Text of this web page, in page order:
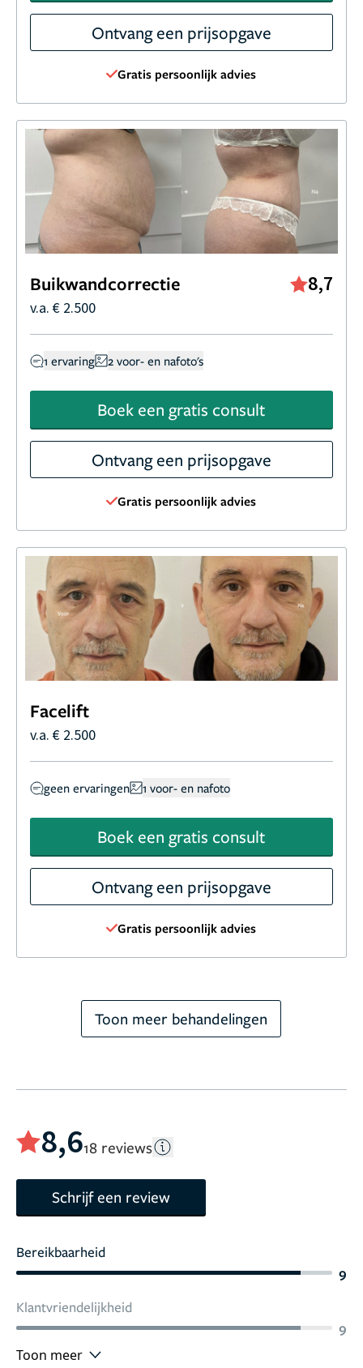
Ontvang een prijsopgave
Gratis persoonlijk advies
Buikwandcorrectie 8,7
v.a. € 2.500
1 ervaring 2 voor- en nafoto's
Boek een gratis consult
Ontvang een prijsopgave
Gratis persoonlijk advies
Facelift
v.a. € 2.500
geen ervaringen 1 voor- en nafoto
Boek een gratis consult
Ontvang een prijsopgave
Gratis persoonlijk advies
Toon meer behandelingen
8,618 reviews
Schrijf een review
Bereikbaarheid
9
Klantvriendelijkheid
9
Toon meer